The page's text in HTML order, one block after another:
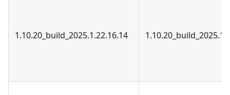
1.10.20_build_2025.1.22.16.14